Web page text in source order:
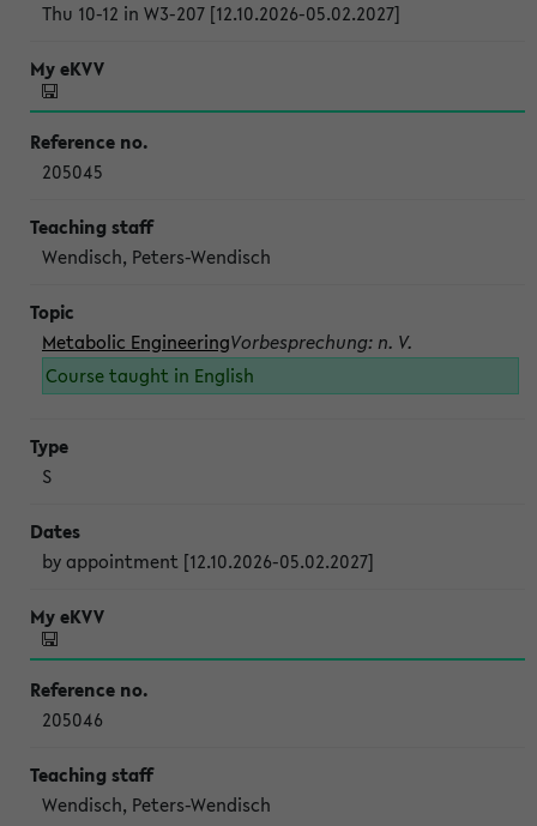
Thu 10-12 in W3-207 [12.10.2026-05.02.2027]
205045
Wendisch, Peters-Wendisch
Metabolic EngineeringVorbesprechung: n. V.
Course taught in English
S
by appointment [12.10.2026-05.02.2027]
205046
Wendisch, Peters-Wendisch